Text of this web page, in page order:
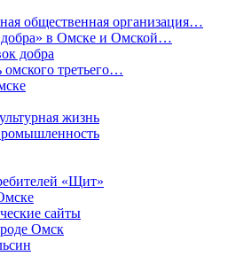
общественная организация…
добра» в Омске и Омской…
добра
третьего…
жизнь
«Щит»
сайты
Омск